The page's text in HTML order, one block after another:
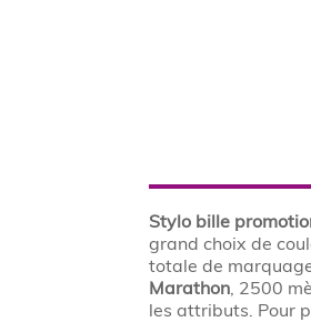
Stylo bille
grand choix de
totale de
Marathon, 2500
les attributs. Pour